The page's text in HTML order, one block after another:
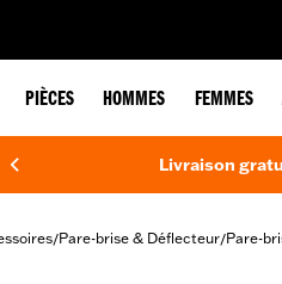
PIÈCES HOMMES FEMMES
Livraison
/Pare-brise & Déflecteur/Pare-